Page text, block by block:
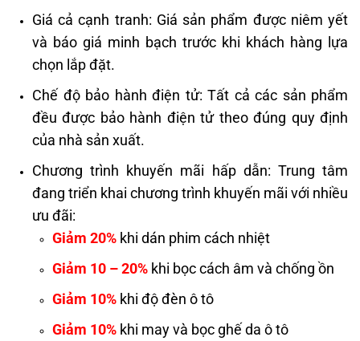
Giá cả cạnh tranh: Giá sản phẩm được niêm yết
và báo giá minh bạch trước khi khách hàng lựa
chọn lắp đặt.
Chế độ bảo hành điện tử: Tất cả các sản phẩm
đều được bảo hành điện tử theo đúng quy định
của nhà sản xuất.
Chương trình khuyến mãi hấp dẫn: Trung tâm
đang triển khai chương trình khuyến mãi với nhiều
ưu đãi:
Giảm 20% khi dán phim cách nhiệt
Giảm 10 – 20% khi bọc cách âm và chống ồn
Giảm 10% khi độ đèn ô tô
Giảm 10% khi may và bọc ghế da ô tô